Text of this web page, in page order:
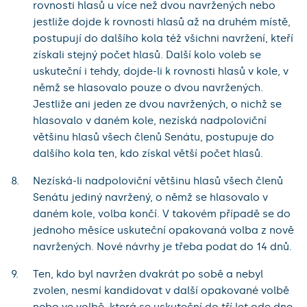
rovnosti hlasů u více než dvou navržených nebo
jestliže dojde k rovnosti hlasů až na druhém místě,
postupují do dalšího kola též všichni navržení, kteří
získali stejný počet hlasů. Další kolo voleb se
uskuteční i tehdy, dojde-li k rovnosti hlasů v kole, v
němž se hlasovalo pouze o dvou navržených.
Jestliže ani jeden ze dvou navržených, o nichž se
hlasovalo v daném kole, nezíská nadpoloviční
většinu hlasů všech členů Senátu, postupuje do
dalšího kola ten, kdo získal větší počet hlasů.
Nezíská-li nadpoloviční většinu hlasů všech členů
Senátu jediný navržený, o němž se hlasovalo v
daném kole, volba končí. V takovém případě se do
jednoho měsíce uskuteční opakovaná volba z nově
navržených. Nové návrhy je třeba podat do 14 dnů.
Ten, kdo byl navržen dvakrát po sobě a nebyl
zvolen, nesmí kandidovat v další opakované volbě